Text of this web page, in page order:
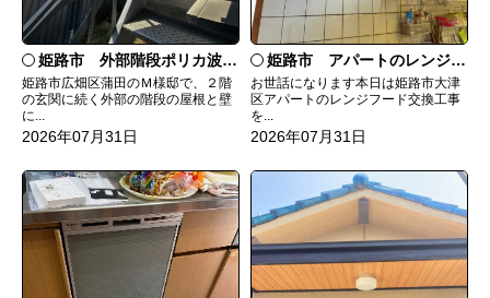
姫路市 外部階段ポリカ波板張替工事
姫路市広畑区蒲田のＭ様邸で、２階
の玄関に続く外部の階段の屋根と壁
に...
2026年07月31日
姫路市 アパートのレンジフード交換
お世話になります本日は姫路市大津
区アパートのレンジフード交換工事
を...
2026年07月31日